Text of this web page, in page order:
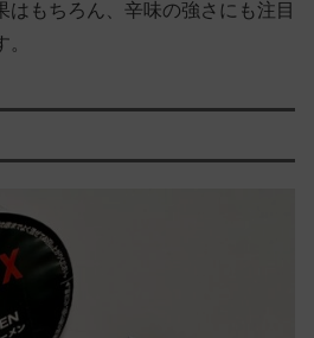
はもちろん、辛味の強さにも注目